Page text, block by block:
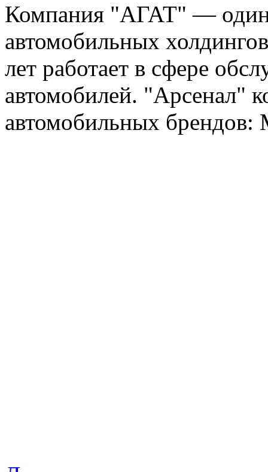
Компания "АГАТ" —
автомобильных
лет работает в сфере
автомобилей. "Арсенал"
автомобильных